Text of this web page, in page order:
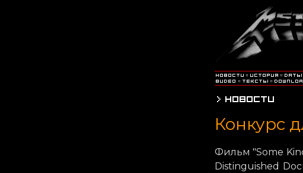
Конкурс
Фильм "Some
Distinguished